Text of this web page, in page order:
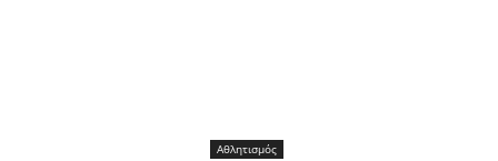
Αθλητισμός